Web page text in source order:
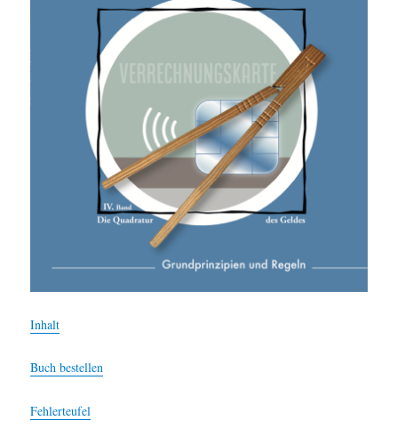
Inhalt
Buch bestellen
Fehlerteufel